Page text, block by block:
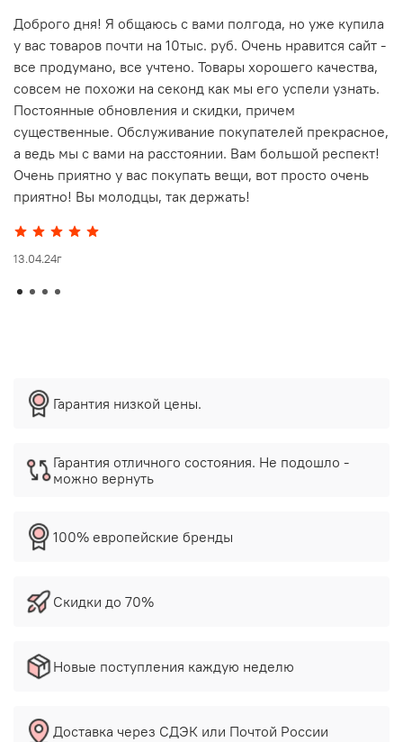
Доброго дня! Я общаюсь с вами полгода, но уже купила
у вас товаров почти на 10тыс. руб. Очень нравится сайт -
все продумано, все учтено. Товары хорошего качества,
совсем не похожи на секонд как мы его успели узнать.
Постоянные обновления и скидки, причем
существенные. Обслуживание покупателей прекрасное,
а ведь мы с вами на расстоянии. Вам большой респект!
Очень приятно у вас покупать вещи, вот просто очень
приятно! Вы молодцы, так держать!
13.04.24г
Гарантия низкой цены.
Гарантия отличного состояния. Не подошло -
можно вернуть
100% европейские бренды
Скидки до 70%
Новые поступления каждую неделю
Доставка через СДЭК или Почтой России